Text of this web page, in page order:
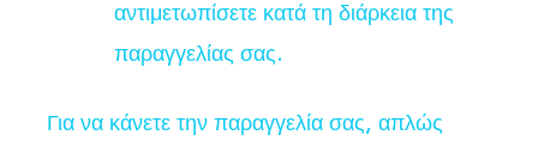
αντιμετωπίσετε κατά τη διάρκεια της
παραγγελίας σας.
Για να κάνετε την παραγγελία σας, απλώς